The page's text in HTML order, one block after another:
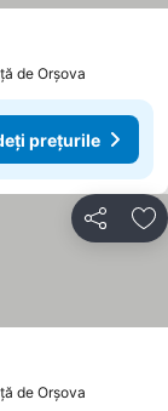
de Orşova
prețurile
Distribuiți
de Orşova